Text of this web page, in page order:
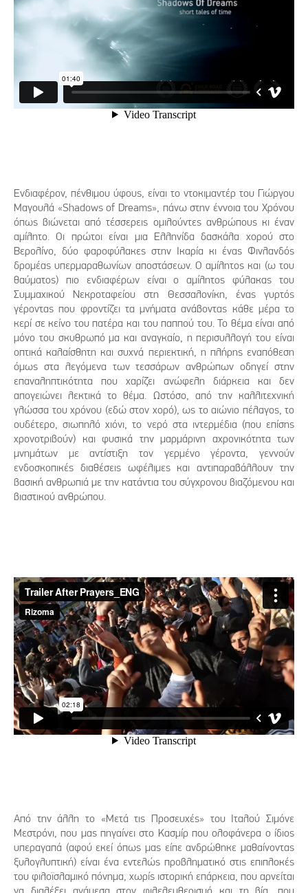
Ενδιαφέρον, πένθιμου ύφους, είναι το ντοκιμαντέρ του Γιώργου
Μαγουλά «Shadows of Dreams», πάνω στην έννοια του Χρόνου
όπως βιώνεται από τέσσερεις ομιλούντες ανθρώπους κι έναν
αμίλητο. Οι πρώτοι είναι μια Ελληνίδα δασκάλα χορού στο
Βερολίνο, δύο φαροφύλακες στην Ικαρία κι ένας Φινλανδός
δρομέας υπερμαραθωνίων αποστάσεων. Ο αμίλητος και (ω του
θαύματος) πιο ενδιαφέρων είναι ο αμίλητος φύλακας του
Συμμαχικού Νεκροταφείου στη Θεσσαλονίκη, ένας γυρτός
γέροντας που φροντίζει τα μνήματα ανάβοντας κάθε μέρα το
κερί σε κείνο του πατέρα και του παππού του. Το θέμα είναι από
μόνο του σκυθρωπό μα και αναγκαίο, η περισυλλογή του είναι
οπτικά καλαίσθητη και συχνά περιεκτική, η πλήρης εναπόθεση
όμως στα λεγόμενα των τεσσάρων ανθρώπων οδηγεί στην
επαναληπτικότητα που χαρίζει ανώφελη διάρκεια και δεν
απογειώνει λεκτικά το θέμα. Ωστόσο, από την καλλιτεχνική
γλώσσα του χρόνου (εδώ στον χορό), ως το αιώνιο πέλαγος, το
ουδέτερο, σιωπηλό χιόνι, το νερό στα ιντερμέδια (που επίσης
χρονοτριβούν) και φυσικά την μαρμάρινη αχρονικότητα των
μνημάτων με αντίστιξη τον γερμένο γέροντα, γεννούν
ενδοσκοπικές διαθέσεις ωφέλιμες και αντιπαραβάλλουν την
βασική ανθρωπιά με την κατάντια του σύγχρονου βιαζόμενου και
βιαστικού ανθρώπου.
Από την άλλη το «Μετά τις Προσευχές» του Ιταλού Σιμόνε
Μεστρόνι, που μας πηγαίνει στο Κασμίρ που ολοφάνερα ο ίδιος
υπεραγαπά (αφού εκεί όπως μας είπε ανδρώθηκε μαθαίνοντας
ξυλογλυπτική) είναι ένα εντελώς προβληματικό στις επιπλοκές
του φιλοϊσλαμικό πόνημα, χωρίς ιστορική επάρκεια, που αρνείται